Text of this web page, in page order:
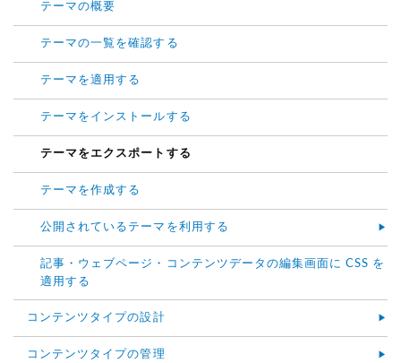
テーマの概要
テーマの一覧を確認する
テーマを適用する
テーマをインストールする
テーマをエクスポートする
テーマを作成する
公開されているテーマを利用する
記事・ウェブページ・コンテンツデータの編集画面に CSS を
適用する
コンテンツタイプの設計
コンテンツタイプの管理